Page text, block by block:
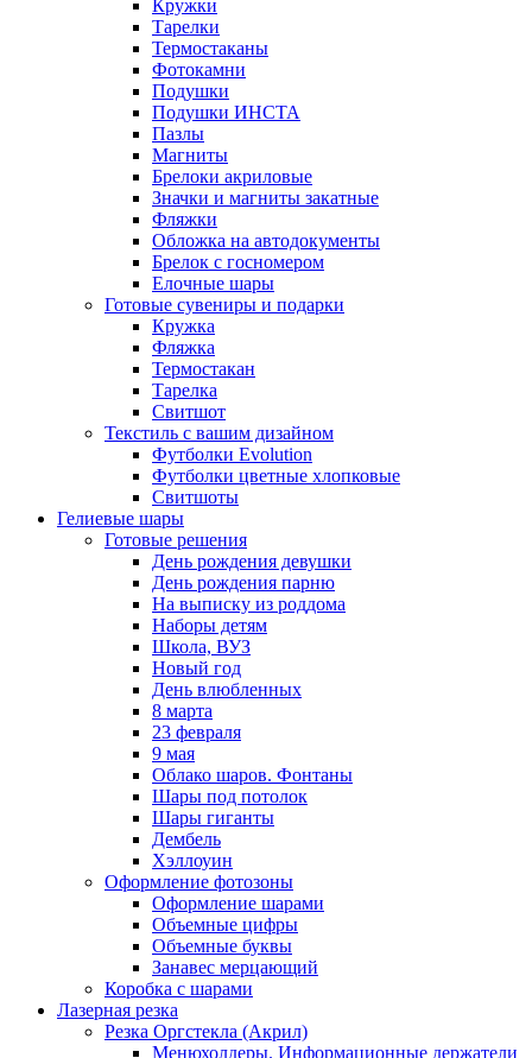
Кружки
Тарелки
Термостаканы
Фотокамни
Подушки
Подушки ИНСТА
Пазлы
Магниты
Брелоки акриловые
Значки и магниты закатные
Фляжки
Обложка на автодокументы
Брелок с госномером
Елочные шары
Готовые сувениры и подарки
Кружка
Фляжка
Термостакан
Тарелка
Свитшот
Текстиль с вашим дизайном
Футболки Evolution
Футболки цветные хлопковые
Свитшоты
Гелиевые шары
Готовые решения
День рождения девушки
День рождения парню
На выписку из роддома
Наборы детям
Школа, ВУЗ
Новый год
День влюбленных
8 марта
23 февраля
9 мая
Облако шаров. Фонтаны
Шары под потолок
Шары гиганты
Дембель
Хэллоуин
Оформление фотозоны
Оформление шарами
Объемные цифры
Объемные буквы
Занавес мерцающий
Коробка с шарами
Лазерная резка
Резка Оргстекла (Акрил)
Менюхолдеры. Информационные держатели